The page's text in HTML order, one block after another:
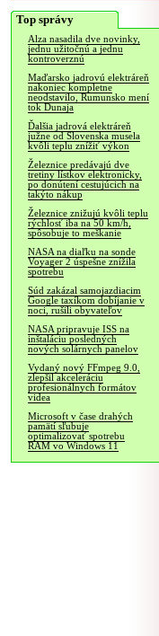
Top správy
Alza nasadila dve novinky,
jednu užitočnú a jednu
kontroverznú
Maďarsko jadrovú elektráreň
nakoniec kompletne
neodstavilo, Rumunsko mení
tok Dunaja
Ďalšia jadrová elektráreň
južne od Slovenska musela
kvôli teplu znížiť výkon
Železnice predávajú dve
tretiny lístkov elektronicky,
po donútení cestujúcich na
takýto nákup
Železnice znižujú kvôli teplu
rýchlosť iba na 50 km/h,
spôsobuje to meškanie
NASA na diaľku na sonde
Voyager 2 úspešne znížila
spotrebu
Súd zakázal samojazdiacim
Google taxíkom dobíjanie v
noci, rušili obyvateľov
NASA pripravuje ISS na
inštaláciu posledných
nových solárnych panelov
Vydaný nový FFmpeg 9.0,
zlepšil akceleráciu
profesionálnych formátov
videa
Microsoft v čase drahých
pamätí sľubuje
optimalizovať spotrebu
RAM vo Windows 11